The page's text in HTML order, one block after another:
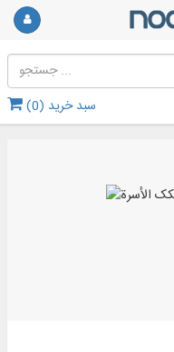
سبد خرید (0
)